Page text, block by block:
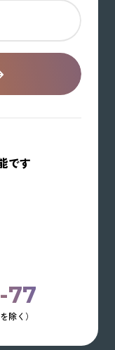
です
77
除く）